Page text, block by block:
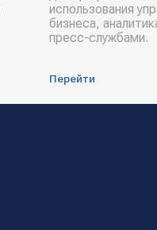
использования
бизнеса,
пресс-службами.
Перейти